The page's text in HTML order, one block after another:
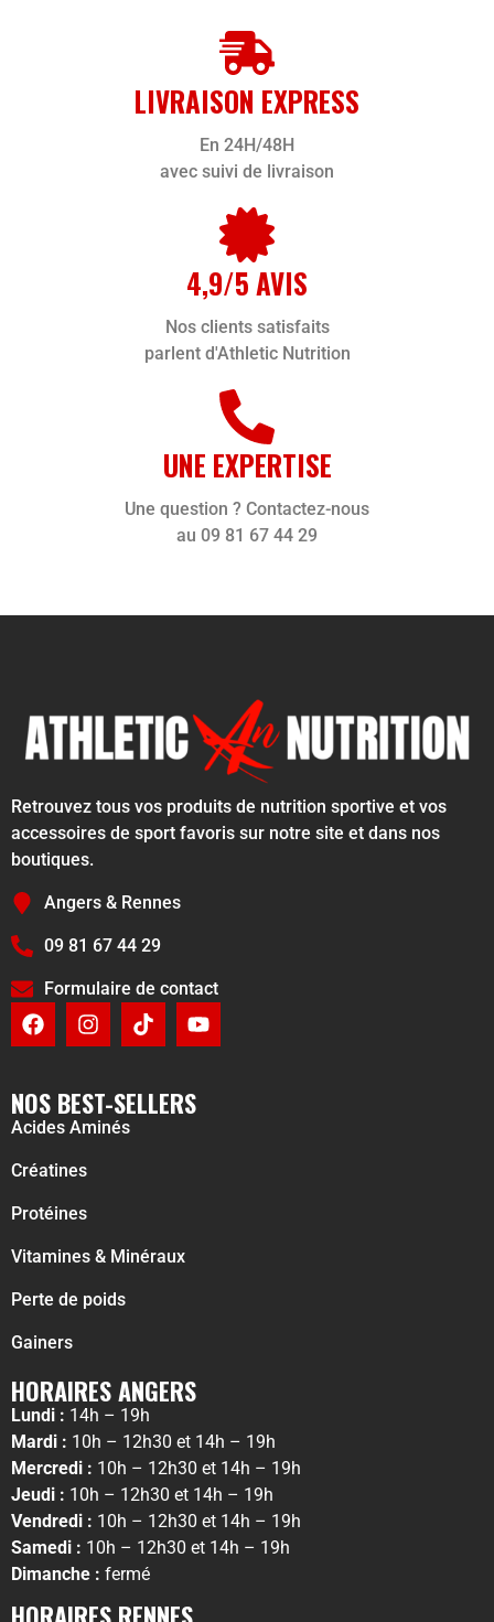
LIVRAISON EXPRESS
En 24H/48H
avec suivi de livraison
4,9/5 AVIS
Nos clients satisfaits
parlent d'Athletic Nutrition
UNE EXPERTISE
Une question ? Contactez-nous
au 09 81 67 44 29
Retrouvez tous vos produits de nutrition sportive et vos
accessoires de sport favoris sur notre site et dans nos
boutiques.
Angers & Rennes
09 81 67 44 29
Formulaire de contact
NOS BEST-SELLERS
Acides Aminés
Créatines
Protéines
Vitamines & Minéraux
Perte de poids
Gainers
HORAIRES ANGERS
Lundi : 14h – 19h
Mardi : 10h – 12h30 et 14h – 19h
Mercredi : 10h – 12h30 et 14h – 19h
Jeudi : 10h – 12h30 et 14h – 19h
Vendredi : 10h – 12h30 et 14h – 19h
Samedi : 10h – 12h30 et 14h – 19h
Dimanche : fermé